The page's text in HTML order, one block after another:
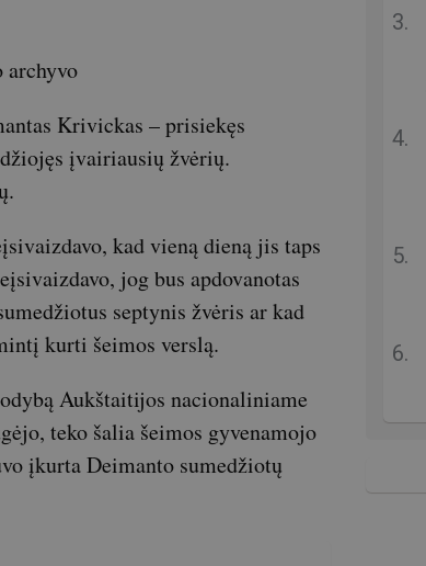
Krivickas – prisiekęs
įvairiausių žvėrių.
kad vieną dieną jis taps
jog bus apdovanotas
septynis žvėris ar kad
kurti šeimos verslą.
Aukštaitijos nacionaliniame
teko šalia šeimos gyvenamojo
įkurta Deimanto sumedžiotų